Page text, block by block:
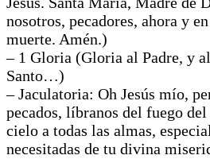
nosotros, pecadores, ahora y
muerte. Amén.)
– 1 Gloria (Gloria al Padre, y
Santo…)
– Jaculatoria: Oh Jesús mío,
pecados, líbranos del fuego
cielo a todas las almas,
necesitadas de tu divina